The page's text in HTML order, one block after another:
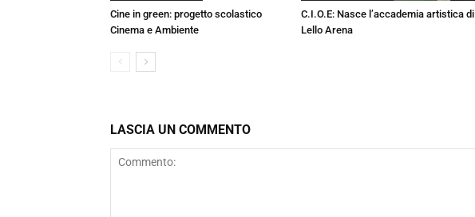
Cine in green: progetto scolastico
Cinema e Ambiente
C.I.O.E: Nasce l’accademia artistica di
Lello Arena
LASCIA UN COMMENTO